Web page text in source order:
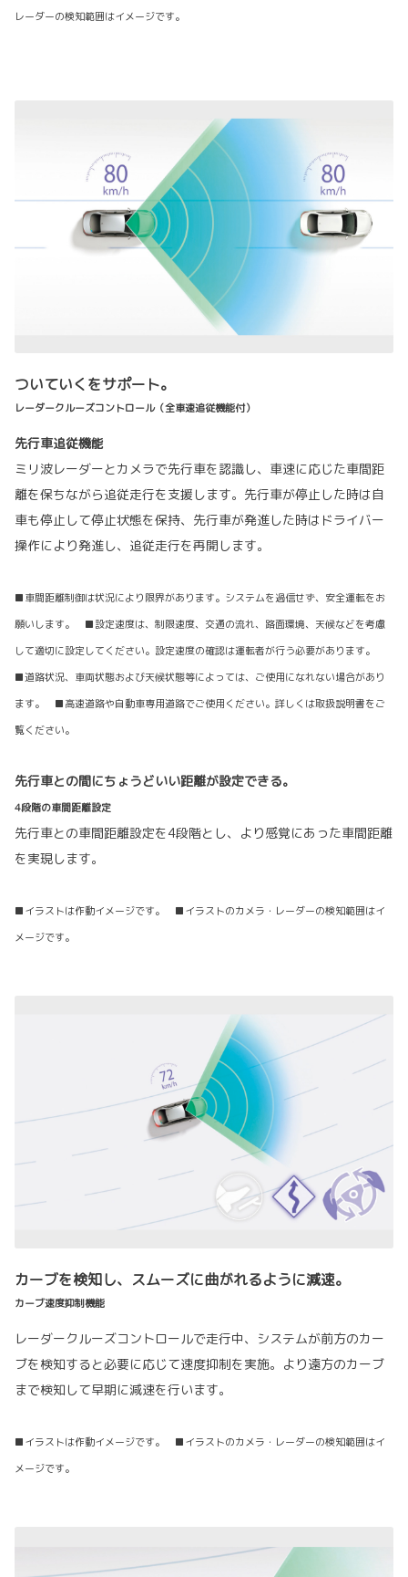
レーダーの検知範囲はイメージです。
ついていくをサポート。
レーダークルーズコントロール（全車速追従機能付）
先行車追従機能
ミリ波レーダーとカメラで先行車を認識し、車速に応じた車間距
離を保ちながら追従走行を支援します。先行車が停止した時は自
車も停止して停止状態を保持、先行車が発進した時はドライバー
操作により発進し、追従走行を再開します。
■車間距離制御は状況により限界があります。システムを過信せず、安全運転をお
願いします。 ■設定速度は、制限速度、交通の流れ、路面環境、天候などを考慮
して適切に設定してください。設定速度の確認は運転者が行う必要があります。
■道路状況、車両状態および天候状態等によっては、ご使用になれない場合があり
ます。 ■高速道路や自動車専用道路でご使用ください。詳しくは取扱説明書をご
覧ください。
先行車との間にちょうどいい距離が設定できる。
4段階の車間距離設定
先行車との車間距離設定を4段階とし、より感覚にあった車間距離
を実現します。
■イラストは作動イメージです。 ■イラストのカメラ・レーダーの検知範囲はイ
メージです。
カーブを検知し、スムーズに曲がれるように減速。
カーブ速度抑制機能
レーダークルーズコントロールで走行中、システムが前方のカー
ブを検知すると必要に応じて速度抑制を実施。より遠方のカーブ
まで検知して早期に減速を行います。
■イラストは作動イメージです。 ■イラストのカメラ・レーダーの検知範囲はイ
メージです。